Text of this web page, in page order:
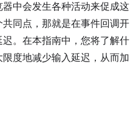
中会发生各种活动来促成这
同点，那就是在事件回调开
。在本指南中，您将了解什
度地减少输入延迟，从而加